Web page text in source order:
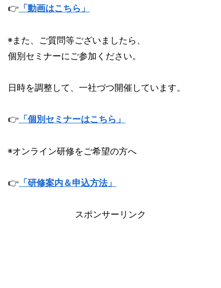
👉 「動画はこちら」
◉また、ご質問等ございましたら、
個別セミナーにご参加ください。
日時を調整して、一社づつ開催しています。
👉 「個別セミナーはこちら」
◉オンライン研修をご希望の方へ
👉 「研修案内＆申込方法」
スポンサーリンク